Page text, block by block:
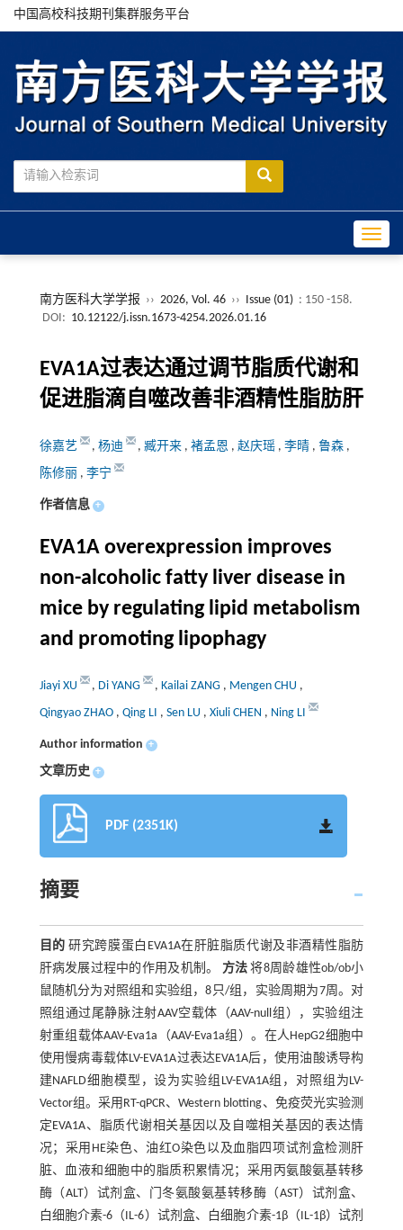
中国高校科技期刊集群服务平台
南方医科大学学报 ›› 2026, Vol. 46 ›› Issue (01) : 150 -158.
DOI: 10.12122/j.issn.1673-4254.2026.01.16
EVA1A过表达通过调节脂质代谢和
促进脂滴自噬改善非酒精性脂肪肝
徐嘉艺 , 杨迪 , 臧开来 , 褚孟恩 , 赵庆瑶 , 李晴 , 鲁森 ,
陈修丽 , 李宁
作者信息 +
EVA1A overexpression improves
non-alcoholic fatty liver disease in
mice by regulating lipid metabolism
and promoting lipophagy
Jiayi XU , Di YANG , Kailai ZANG , Mengen CHU ,
Qingyao ZHAO , Qing LI , Sen LU , Xiuli CHEN , Ning LI
Author information +
文章历史 +
PDF (2351K)
摘要
目的 研究跨膜蛋白EVA1A在肝脏脂质代谢及非酒精性脂肪
肝病发展过程中的作用及机制。 方法 将8周龄雄性ob/ob小
鼠随机分为对照组和实验组，8只/组，实验周期为7周。对
照组通过尾静脉注射AAV空载体（AAV-null组），实验组注
射重组载体AAV-Eva1a（AAV-Eva1a组）。在人HepG2细胞中
使用慢病毒载体LV-EVA1A过表达EVA1A后，使用油酸诱导构
建NAFLD细胞模型，设为实验组LV-EVA1A组，对照组为LV-
Vector组。采用RT-qPCR、Western blotting、免疫荧光实验测
定EVA1A、脂质代谢相关基因以及自噬相关基因的表达情
况；采用HE染色、油红O染色以及血脂四项试剂盒检测肝
脏、血液和细胞中的脂质积累情况；采用丙氨酸氨基转移
酶（ALT）试剂盒、门冬氨酸氨基转移酶（AST）试剂盒、
白细胞介素-6（IL-6）试剂盒、白细胞介素-1β（IL-1β）试剂